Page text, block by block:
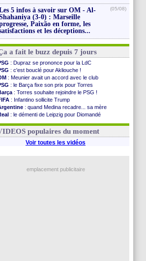
5 infos à savoir sur OM - Al-
(3-0) : Marseille
Paixão en forme, les
et les déceptions...
(05/08)
a fait le buzz depuis 7 jours
: Dupraz se prononce pour la LdC
: c'est bouclé pour Akliouche !
: Meunier avait un accord avec le club
: le Barça fixe son prix pour Torres
: Torres souhaite rejoindre le PSG !
: Infantino sollicite Trump
: quand Medina recadre... sa mère
: le démenti de Leipzig pour Diomandé
: le conseiller d'Infantino démissionne !
populaires du moment
Voir toutes les vidéos
emplacement publicitaire